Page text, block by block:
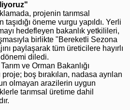
projenin tarımsal
öneme vurgu yapıldı. Yerli
hedefleyen bakanlık yetkilileri,
birlikte "Bereketli Sezona
paylaşarak tüm üreticilere hayırlı
diledi.
ve Orman Bakanlığı
boş bırakılan, nadasa ayrılan
olmayan arazilerin uygun
tarımsal üretime dahil